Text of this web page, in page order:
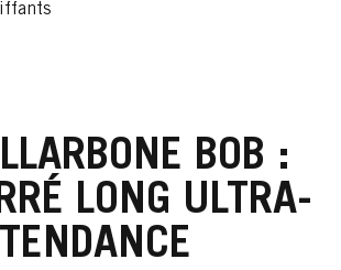
BOB :
LONG ULTRA-
TENDANCE